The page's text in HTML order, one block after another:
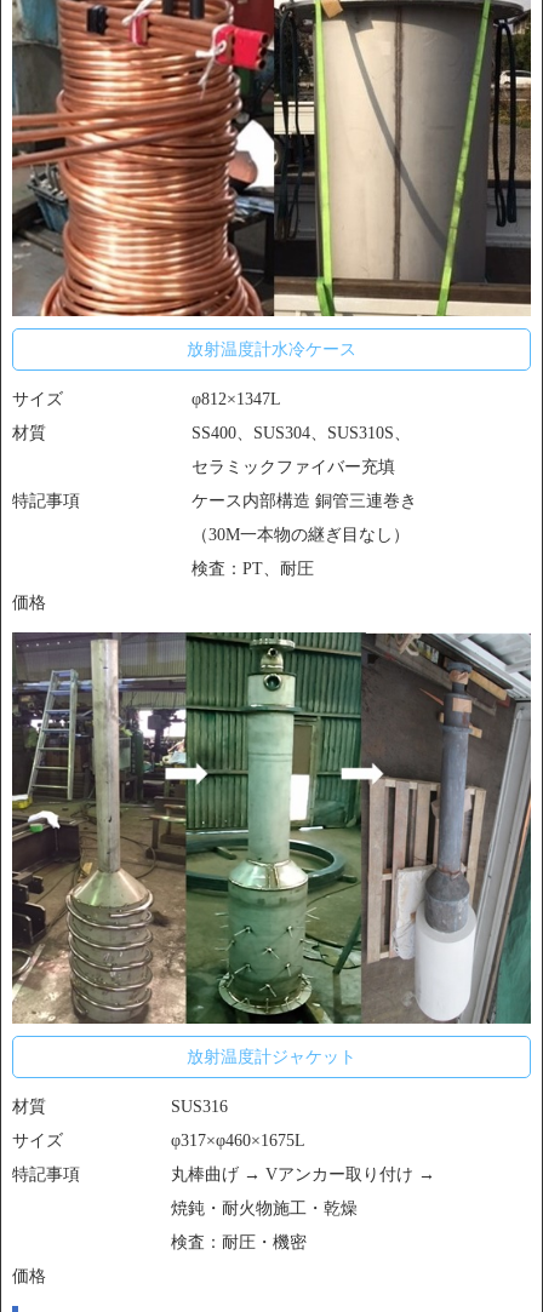
放射温度計水冷ケース
サイズ
φ812×1347L
材質
SS400、SUS304、SUS310S、
セラミックファイバー充填
特記事項
ケース内部構造 銅管三連巻き
（30M一本物の継ぎ目なし）
検査：PT、耐圧
価格
放射温度計ジャケット
材質
SUS316
サイズ
φ317×φ460×1675L
特記事項
丸棒曲げ → Vアンカー取り付け →
焼鈍・耐火物施工・乾燥
検査：耐圧・機密
価格